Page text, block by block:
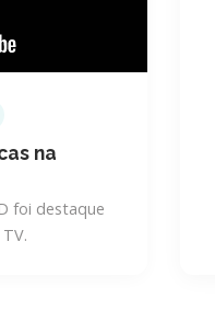
na
foi destaque